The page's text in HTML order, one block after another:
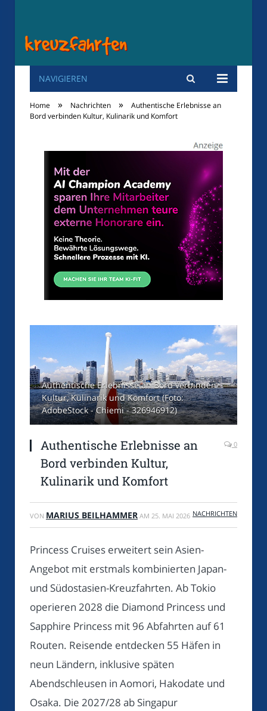
Kreuzfahrten
NAVIGIEREN
Home » Nachrichten »
Authentische Erlebnisse an
Bord verbinden Kultur, Kulinarik und Komfort
Authentische Erlebnisse an Bord verbinden
Kultur, Kulinarik und Komfort (Foto:
AdobeStock - Chiemi - 326946912)
Authentische Erlebnisse an
Bord verbinden Kultur,
Kulinarik und Komfort
0
VON MARIUS BEILHAMMER AM 25. MAI 2026 NACHRICHTEN
Princess Cruises erweitert sein Asien-
Angebot mit erstmals kombinierten Japan-
und Südostasien-Kreuzfahrten. Ab Tokio
operieren 2028 die Diamond Princess und
Sapphire Princess mit 96 Abfahrten auf 61
Routen. Reisende entdecken 55 Häfen in
neun Ländern, inklusive späten
Abendschleusen in Aomori, Hakodate und
Osaka. Die 2027/28 ab Singapur